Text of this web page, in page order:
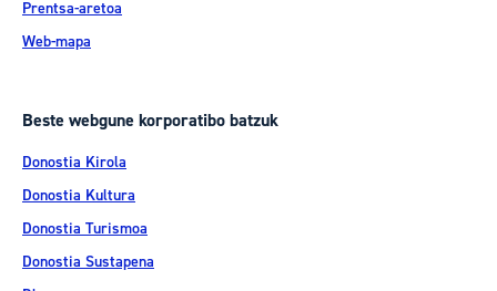
Prentsa-aretoa
Web-mapa
Beste webgune korporatibo batzuk
Donostia Kirola
Donostia Kultura
Donostia Turismoa
Donostia Sustapena